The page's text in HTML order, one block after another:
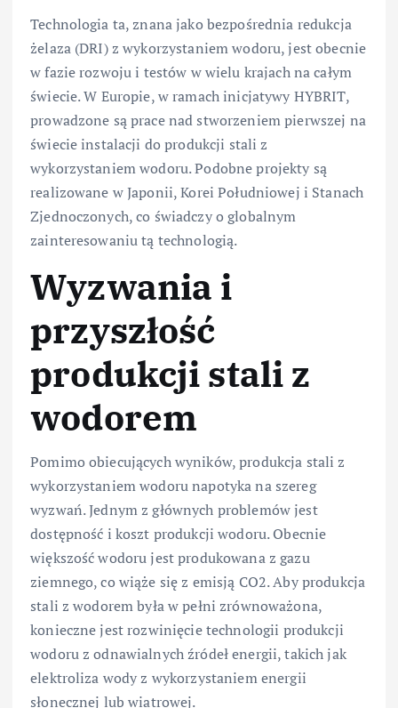
Technologia ta, znana jako bezpośrednia redukcja
żelaza (DRI) z wykorzystaniem wodoru, jest obecnie
w fazie rozwoju i testów w wielu krajach na całym
świecie. W Europie, w ramach inicjatywy HYBRIT,
prowadzone są prace nad stworzeniem pierwszej na
świecie instalacji do produkcji stali z
wykorzystaniem wodoru. Podobne projekty są
realizowane w Japonii, Korei Południowej i Stanach
Zjednoczonych, co świadczy o globalnym
zainteresowaniu tą technologią.
Wyzwania i
przyszłość
produkcji stali z
wodorem
Pomimo obiecujących wyników, produkcja stali z
wykorzystaniem wodoru napotyka na szereg
wyzwań. Jednym z głównych problemów jest
dostępność i koszt produkcji wodoru. Obecnie
większość wodoru jest produkowana z gazu
ziemnego, co wiąże się z emisją CO2. Aby produkcja
stali z wodorem była w pełni zrównoważona,
konieczne jest rozwinięcie technologii produkcji
wodoru z odnawialnych źródeł energii, takich jak
elektroliza wody z wykorzystaniem energii
słonecznej lub wiatrowej.